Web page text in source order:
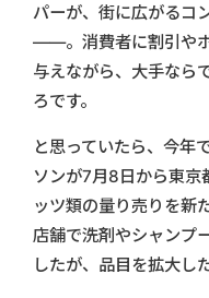
パーが、街に広がるコ
――。消費者に割引や
与えながら、大手なら
ろです。
と思っていたら、今年
ソンが7月8日から東京
ッツ類の量り売りを新
店舗で洗剤やシャンプ
したが、品目を拡大し